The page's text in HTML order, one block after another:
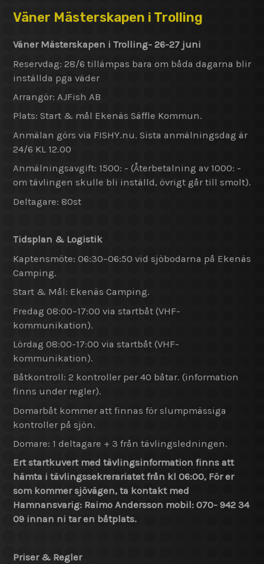
Väner Mästerskapen i Trolling
Väner Mästerskapen i Trolling- 26-27 juni
Reservdag: 28/6 tillämpas bara om båda dagarna blir
inställda pga väder
Arrangör: AJFish AB
Plats: Start & mål Ekenäs Säffle Kommun.
Anmälan görs via FISHY.nu. Sista anmälningsdag är
24/6 KL 12.00
Anmälningsavgift: 1500: - (Återbetalning av 1000: -
om tävlingen skulle bli inställd, övrigt går till smolt).
Deltagare: 80st
Tidsplan & Logistik
Kaptensmöte: 06:30–06:50 vid sjöbodarna på Ekenäs
Camping.
Start & Mål: Ekenäs Camping.
Fredag 08:00–17:00 via startbåt (VHF-
kommunikation).
Lördag 08:00-17:00 via startbåt (VHF-
kommunikation).
Båtkontroll: 2 kontroller per 40 båtar. (information
finns under regler).
Domarbåt kommer att finnas för slumpmässiga
kontroller på sjön.
Domare: 1 deltagare + 3 från tävlingsledningen.
Ert startkuvert med tävlingsinformation finns att
hämta i tävlingssekrerariatet från kl 06:00, För er
som kommer sjövägen, ta kontakt med
Hamnansvarig: Raimo Andersson mobil: 070- 942 34
09 innan ni tar en båtplats.
Priser & Regler